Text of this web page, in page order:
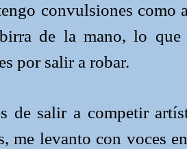
convulsiones como
de la mano, lo que
por salir a robar.
de salir a competir
me levanto con voces